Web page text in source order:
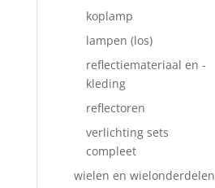
koplamp
lampen (los)
reflectiemateriaal en -
kleding
reflectoren
verlichting sets
compleet
wielen en wielonderdelen